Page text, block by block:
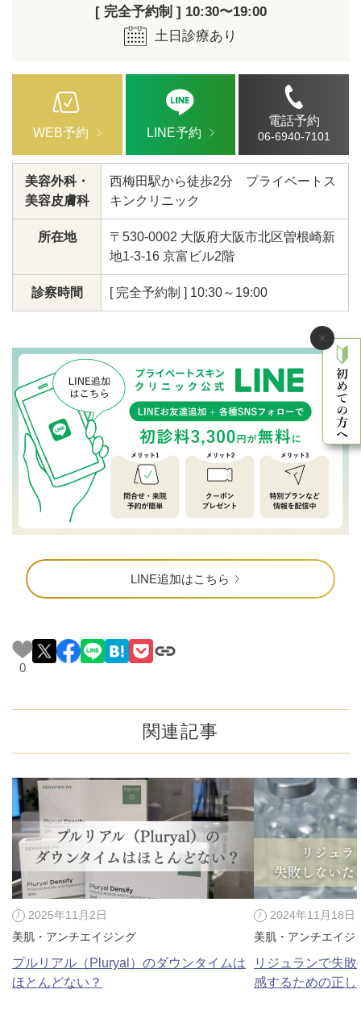
[ 完全予約制 ] 10:30〜19:00
土日診療あり
WEB予約 LINE予約
電話予約
06-6940-7101
美容外科・
美容皮膚科
西梅田駅から徒歩2分 プライベートス
キンクリニック
所在地
〒530-0002 大阪府大阪市北区曽根崎新
地1-3-16 京富ビル2階
診察時間 [ 完全予約制 ] 10:30～19:00
LINE追加はこちら
0
関連記事
2025年11月2日
美肌・アンチエイジング
プルリアル（Pluryal）のダウンタイムは
ほとんどない？
2024年11月18日
美肌・アンチエイジ
リジュランで失
感するための正し